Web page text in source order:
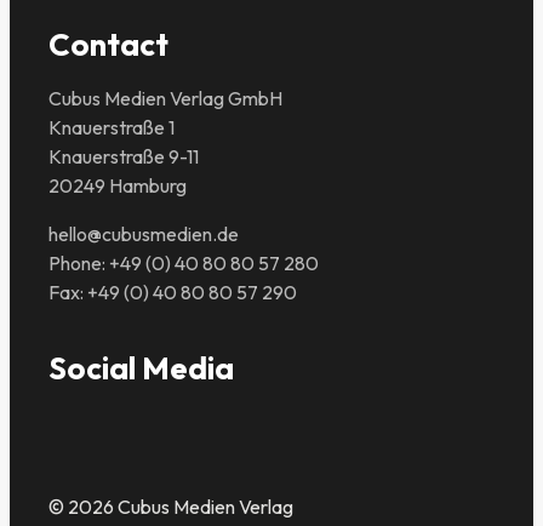
Contact
Cubus Medien Verlag GmbH
Knauerstraße 1
Knauerstraße 9-11
20249 Hamburg
hello@cubusmedien.de
Phone: +49 (0) 40 80 80 57 280
Fax: +49 (0) 40 80 80 57 290
Social Media
© 2026 Cubus Medien Verlag